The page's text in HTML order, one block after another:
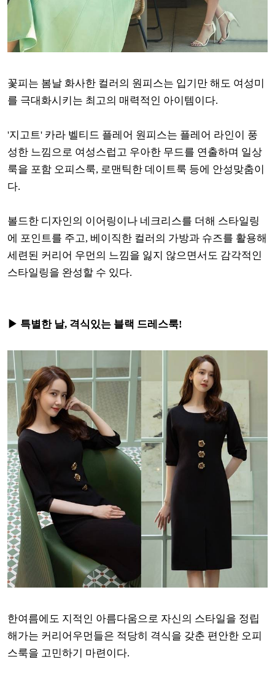
꽃피는 봄날 화사한 컬러의 원피스는 입기만 해도 여성미
를 극대화시키는 최고의 매력적인 아이템이다.
'지고트' 카라 벨티드 플레어 원피스는 플레어 라인이 풍
성한 느낌으로 여성스럽고 우아한 무드를 연출하며 일상
룩을 포함 오피스룩, 로맨틱한 데이트룩 등에 안성맞춤이
다.
볼드한 디자인의 이어링이나 네크리스를 더해 스타일링
에 포인트를 주고, 베이직한 컬러의 가방과 슈즈를 활용해
세련된 커리어 우먼의 느낌을 잃지 않으면서도 감각적인
스타일링을 완성할 수 있다.
▶ 특별한 날, 격식있는 블랙 드레스룩!
한여름에도 지적인 아름다움으로 자신의 스타일을 정립
해가는 커리어우먼들은 적당히 격식을 갖춘 편안한 오피
스룩을 고민하기 마련이다.